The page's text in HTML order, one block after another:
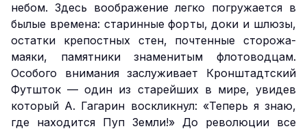
небом. Здесь воображение легко погружается в
былые времена: старинные форты, доки и шлюзы,
остатки крепостных стен, почтенные сторожа-
маяки, памятники знаменитым флотоводцам.
Особого внимания заслуживает Кронштадтский
Футшток — один из старейших в мире, увидев
который А. Гагарин воскликнул: «Теперь я знаю,
где находится Пуп Земли!» До революции все